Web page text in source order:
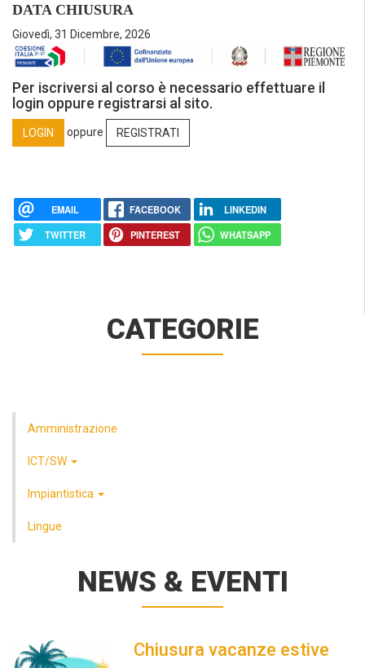
DATA CHIUSURA
Giovedì, 31 Dicembre, 2026
Per iscriversi al corso è necessario effettuare il
login oppure registrarsi al sito.
LOGIN oppure REGISTRATI
EMAIL FACEBOOK
LINKEDIN
TWITTER
PINTEREST WHATSAPP
CATEGORIE
Amministrazione
ICT/SW
Impiantistica
Lingue
NEWS & EVENTI
Chiusura vacanze estive